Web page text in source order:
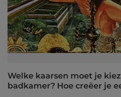
Welke kaarsen moet je
badkamer? Hoe creëer je